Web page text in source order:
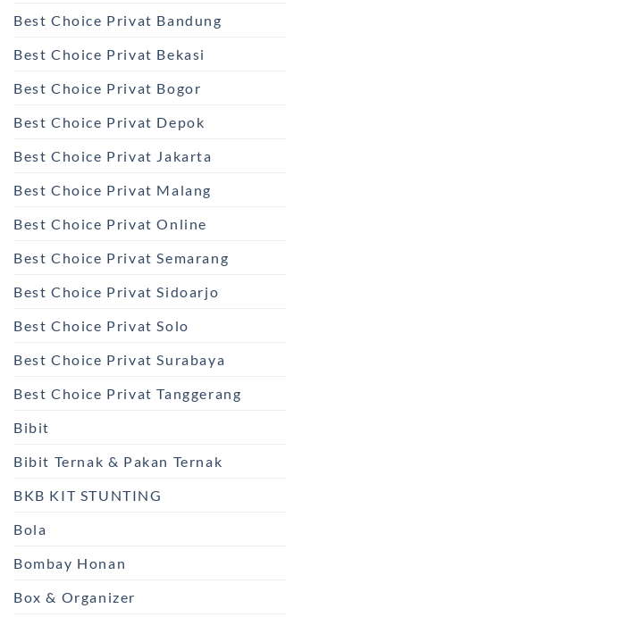
Best Choice Privat Bandung
Best Choice Privat Bekasi
Best Choice Privat Bogor
Best Choice Privat Depok
Best Choice Privat Jakarta
Best Choice Privat Malang
Best Choice Privat Online
Best Choice Privat Semarang
Best Choice Privat Sidoarjo
Best Choice Privat Solo
Best Choice Privat Surabaya
Best Choice Privat Tanggerang
Bibit
Bibit Ternak & Pakan Ternak
BKB KIT STUNTING
Bola
Bombay Honan
Box & Organizer